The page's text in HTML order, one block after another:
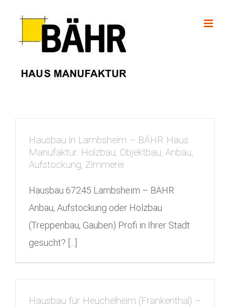
content
Hausbau in Lambsheim – BÄHR Haus
Manufaktur: Holzbau, Objektbau, Anbau,
Aufstockung, Zimmerei
Hausbau 67245 Lambsheim – BÄHR.
Anbau, Aufstockung oder Holzbau
(Treppenbau, Gauben) Profi in Ihrer Stadt
gesucht? [...]
Hausbau für Heuchelheim (Frankenthal) –